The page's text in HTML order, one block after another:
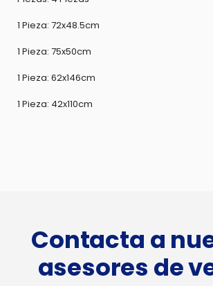
1 Pieza: 72x48.5cm
1 Pieza: 75x50cm
1 Pieza: 62x146cm
1 Pieza: 42x110cm
Contacta a
asesores de